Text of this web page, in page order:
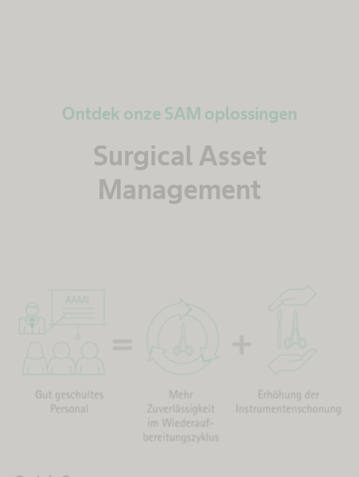
Ontdek onze SAM oplossingen
Surgical Asset
Management